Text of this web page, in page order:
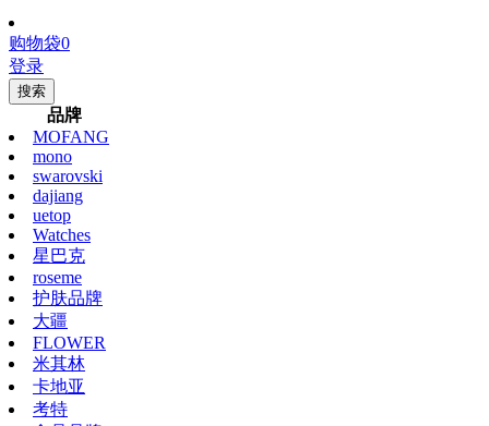
购物袋0
登录
搜索
品牌
MOFANG
mono
swarovski
dajiang
uetop
Watches
星巴克
roseme
护肤品牌
大疆
FLOWER
米其林
卡地亚
考特